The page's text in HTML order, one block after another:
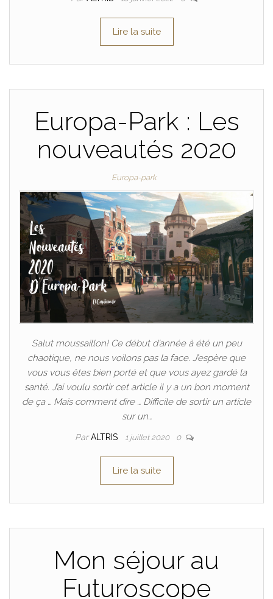
Lire la suite
Europa-Park : Les
nouveautés 2020
Europa-park
Salut moussaillon! Ce début d’année à été un peu
chaotique, ne nous voilons pas la face. J’espère que
vous vous êtes bien porté et que vous ayez gardé la
santé. J’ai voulu sortir cet article il y a un bon moment
de ça … Mais comment dire … Difficile de sortir un article
sur un…
ParALTRIS 1 juillet 2020 0
Lire la suite
Mon séjour au
Futuroscope